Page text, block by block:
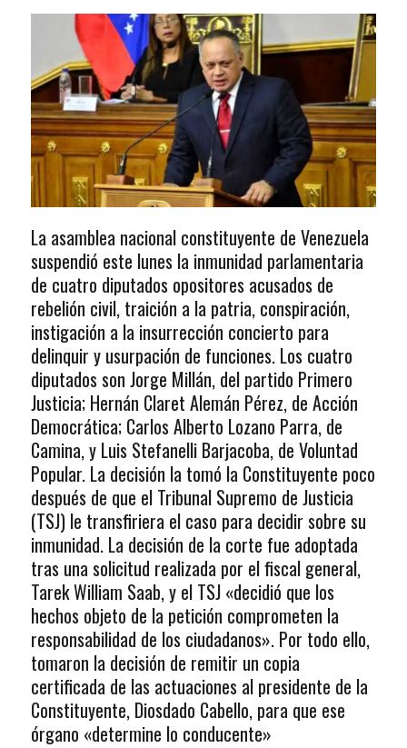
La asamblea nacional constituyente de Venezuela
suspendió este lunes la inmunidad parlamentaria
de cuatro diputados opositores acusados de
rebelión civil, traición a la patria, conspiración,
instigación a la insurrección concierto para
delinquir y usurpación de funciones. Los cuatro
diputados son Jorge Millán, del partido Primero
Justicia; Hernán Claret Alemán Pérez, de Acción
Democrática; Carlos Alberto Lozano Parra, de
Camina, y Luis Stefanelli Barjacoba, de Voluntad
Popular. La decisión la tomó la Constituyente poco
después de que el Tribunal Supremo de Justicia
(TSJ) le transfiriera el caso para decidir sobre su
inmunidad. La decisión de la corte fue adoptada
tras una solicitud realizada por el fiscal general,
Tarek William Saab, y el TSJ «decidió que los
hechos objeto de la petición comprometen la
responsabilidad de los ciudadanos». Por todo ello,
tomaron la decisión de remitir un copia
certificada de las actuaciones al presidente de la
Constituyente, Diosdado Cabello, para que ese
órgano «determine lo conducente»